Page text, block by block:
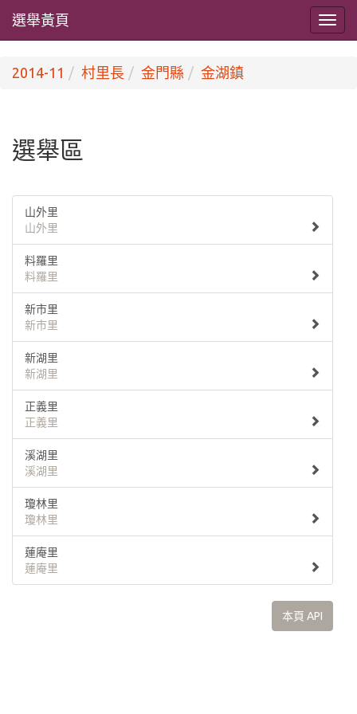
選舉黃頁
2014-11 村里長 金門縣 金湖鎮
選舉區
山外里
山外里
料羅里
料羅里
新市里
新市里
新湖里
新湖里
正義里
正義里
溪湖里
溪湖里
瓊林里
瓊林里
蓮庵里
蓮庵里
本頁 API